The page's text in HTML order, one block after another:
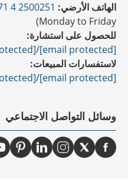
الهاتف الأرضي: 2500251 4 971+
Monday to Friday)
للحصول على استشارة:
[email protected]
/
[email protected]
لاستفسارات المبيعات:
[email protected]
/
[email protected]
وسائل التواصل الاجتماعي